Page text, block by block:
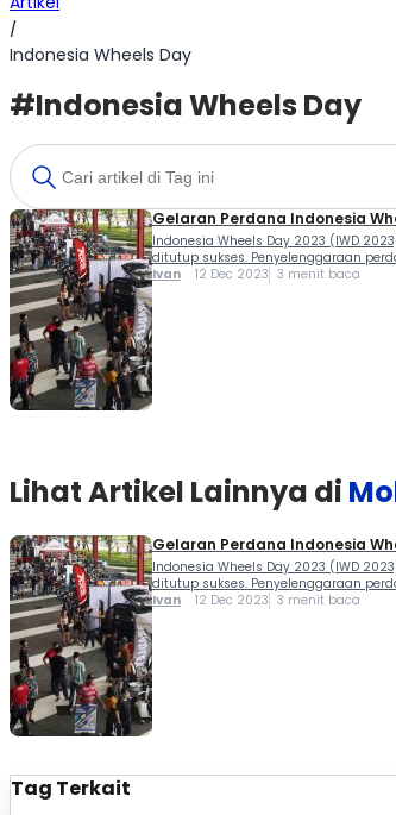
/
Indonesia Wheels Day
#Indonesia Wheels Day
Gelaran Perdana Indonesia
Indonesia Wheels Day 2023 (IWD
ditutup sukses. Penyelenggaraan
Ivan 12 Dec 2023 3 menit baca
Lihat Artikel Lainnya di
Gelaran Perdana Indonesia
Indonesia Wheels Day 2023 (IWD
ditutup sukses. Penyelenggaraan
Ivan 12 Dec 2023 3 menit baca
Tag Terkait